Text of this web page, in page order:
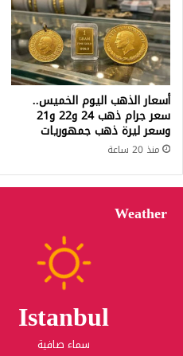
أسعار الذهب اليوم الخميس..
سعر جرام ذهب 24 و22 و21
وسعر ليرة ذهب جمهوريات
منذ 20 ساعة
Weather
Istanbul
سماء صافية